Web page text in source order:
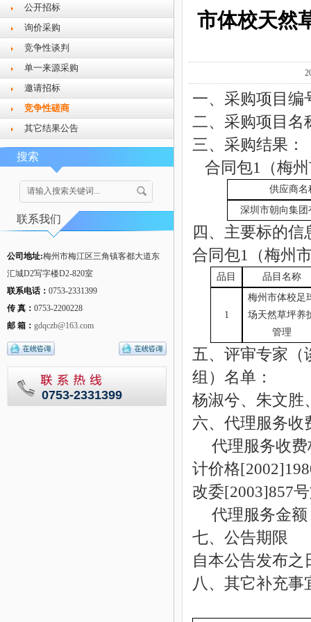
公开招标
询价采购
竞争性谈判
单一来源采购
邀请招标
竞争性磋商
其它结果公告
搜索
联系我们
公司地址:梅州市梅江区三角镇客都大道东
汇城D2写字楼D2-820室
联系电话： 0753-2331399
传 真： 0753-2200228
邮 箱： gdqczb@163.com
0753-2331399
市体校天然
一、采购项目编
二、采购项目名
三、采购结果：
合同包1（梅
供应商名
深圳市朝向集团
四、主要标的信
合同包1（梅州
品目 品目名称
1
梅州市体校足
场天然草坪养
管理
五、评审专家（
组）名单：
杨淑兮、朱文胜
六、代理服务收
代理服务收
计价格
改委[2003]857
代理服务金
七、公告期限
自本公告发布之
八、其它补充事